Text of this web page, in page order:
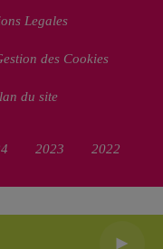
Legales
des Cookies
du site
2023 2022